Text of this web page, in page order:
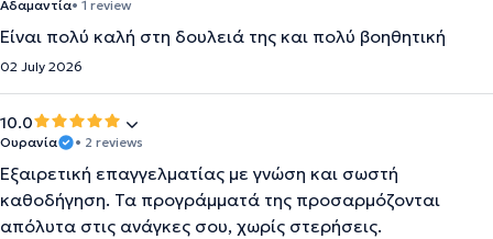
Αδαμαντία• 1 review
Είναι πολύ καλή στη δουλειά της και πολύ βοηθητική
02 July 2026
10.0
Ουρανία • 2 reviews
Εξαιρετική επαγγελματίας με γνώση και σωστή
καθοδήγηση. Τα προγράμματά της προσαρμόζονται
απόλυτα στις ανάγκες σου, χωρίς στερήσεις.